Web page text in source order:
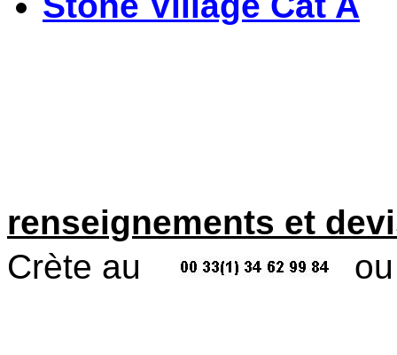
renseignements et
Crète au